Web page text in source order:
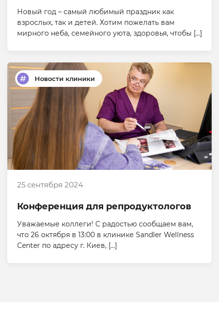
Новый год – самый любимый праздник как
взрослых, так и детей. Хотим пожелать вам
мирного неба, семейного уюта, здоровья, чтобы […]
Новости клиники
25 сентября 2024
Конференция для репродуктологов
Уважаемые коллеги! С радостью сообщаем вам,
что 26 октября в 13:00 в клинике Sandler Wellness
Center по адресу г. Киев, […]